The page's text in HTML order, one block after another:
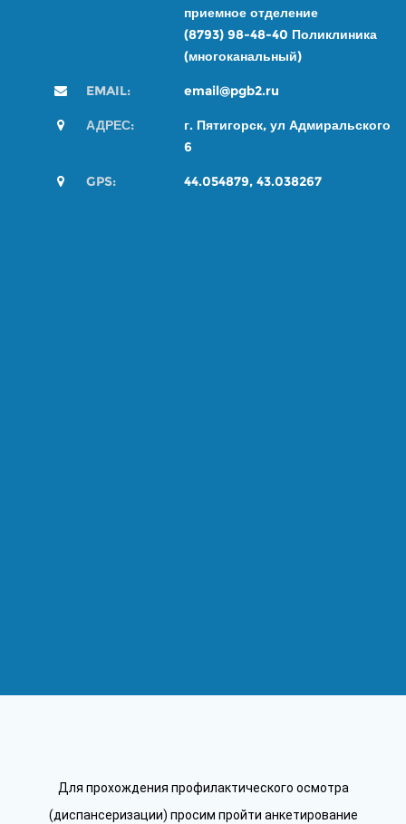
приемное отделение
(8793) 98-48-40 Поликлиника
(многоканальный)
EMAIL: email@pgb2.ru
АДРЕС:
г. Пятигорск, ул Адмиральского
6
GPS: 44.054879, 43.038267
Для прохождения профилактического осмотра
(диспансеризации) просим пройти анкетирование